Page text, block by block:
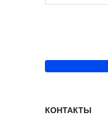
КОНТАКТЫ